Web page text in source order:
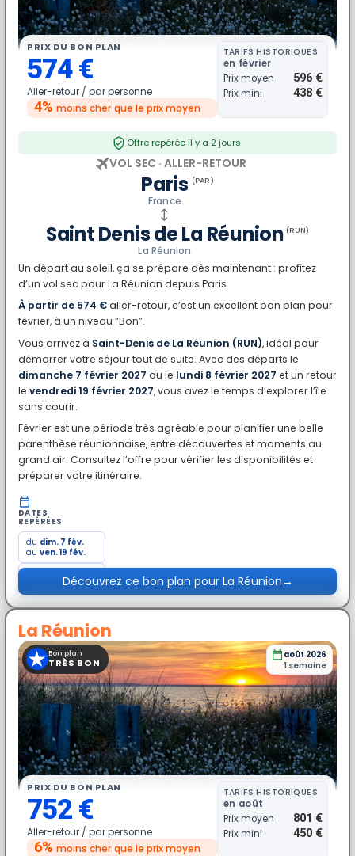
PRIX DU BON PLAN
574 €
Aller-retour / par personne
4% moins cher que le prix moyen
TARIFS HISTORIQUES
en février
Prix moyen
596 €
Prix mini 438 €
Offre repérée il y a 2 jours
VOL SEC · ALLER-RETOUR
Paris (PAR)
France
Saint Denis de La Réunion (RUN)
La Réunion
Un départ au soleil, ça se prépare dès maintenant : profitez
d’un vol sec pour La Réunion depuis Paris.
À partir de 574 €aller-retour, c’est un excellent bon plan pour
février, à un niveau “Bon”.
Vous arrivez à Saint-Denis de La Réunion (RUN), idéal pour
démarrer votre séjour tout de suite. Avec des départs le
dimanche 7 février 2027 ou le lundi 8 février 2027 et un retour
le vendredi 19 février 2027, vous avez le temps d’explorer l’île
sans courir.
Février est une période très agréable pour planifier une belle
parenthèse réunionnaise, entre découvertes et moments au
grand air. Consultez l’offre pour vérifier les disponibilités et
préparer votre itinéraire.
DATES
REPÉRÉES
du dim. 7 fév.
au ven. 19 fév.
ven. 19 fév.
Découvrez ce bon plan pour La Réunion→
La Réunion
août 2026
1 semaine
★Bon plan
TRÈS BON
PRIX DU BON PLAN
752 €
Aller-retour / par personne
6% moins cher que le prix moyen
TARIFS HISTORIQUES
en août
Prix moyen
801 €
Prix mini 450 €